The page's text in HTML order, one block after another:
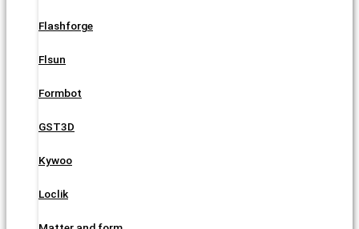
Flashforge
Flsun
Formbot
GST3D
Kywoo
Loclik